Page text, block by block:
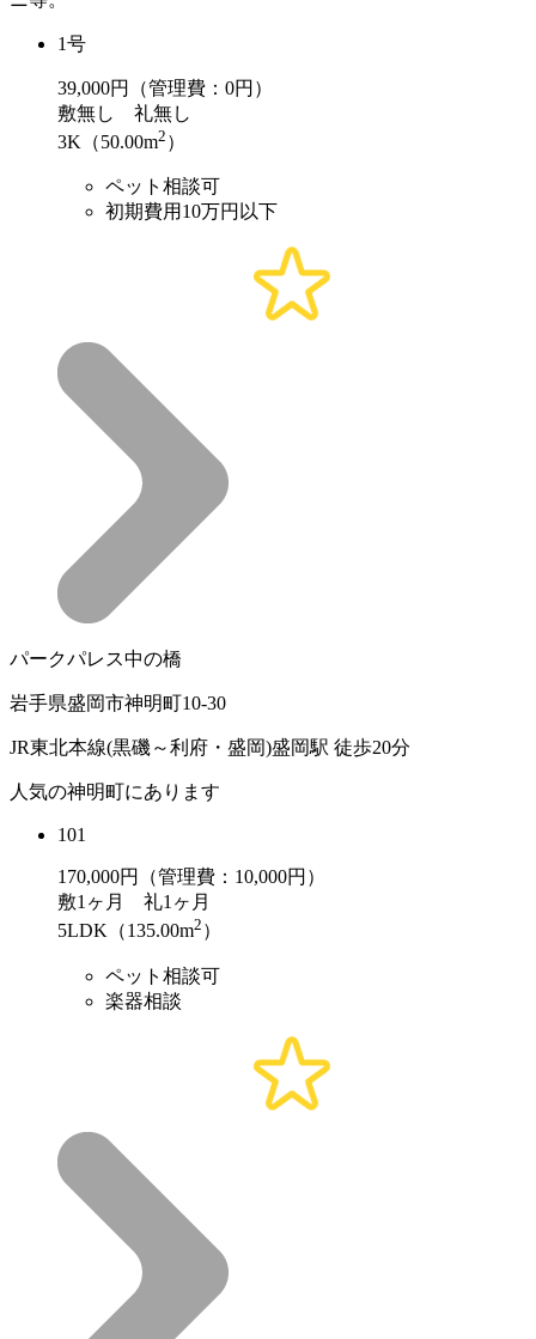
1号
39,000円（管理費：0円）
敷無し 礼無し
3K（50.00m2 ）
ペット相談可
初期費用10万円以下
パークパレス中の橋
岩手県盛岡市神明町10-30
JR東北本線(黒磯～利府・盛岡)盛岡駅 徒歩20分
人気の神明町にあります
101
170,000円（管理費：10,000円）
敷1ヶ月 礼1ヶ月
5LDK（135.00m2 ）
ペット相談可
楽器相談